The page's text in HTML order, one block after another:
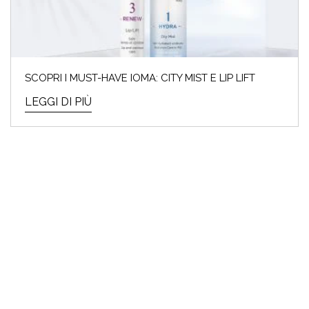
ACQUISTARE
Beauty Addicted non vedevamo l’ora! Perché
SCOPRI I MUST-HAVE IOMA: CITY MIST E LIP LIFT
LEGGI DI PIÙ